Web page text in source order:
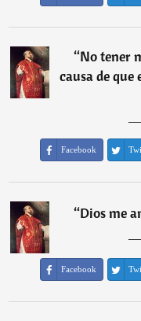
“No tener
causa de
Facebook
“Dios me
Facebook